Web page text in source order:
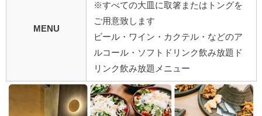
MENU
※すべての大皿に取箸またはトングを
ご用意致します
ビール・ワイン・カクテル・などのア
ルコール・ソフトドリンク飲み放題 ド
リンク飲み放題メニュー